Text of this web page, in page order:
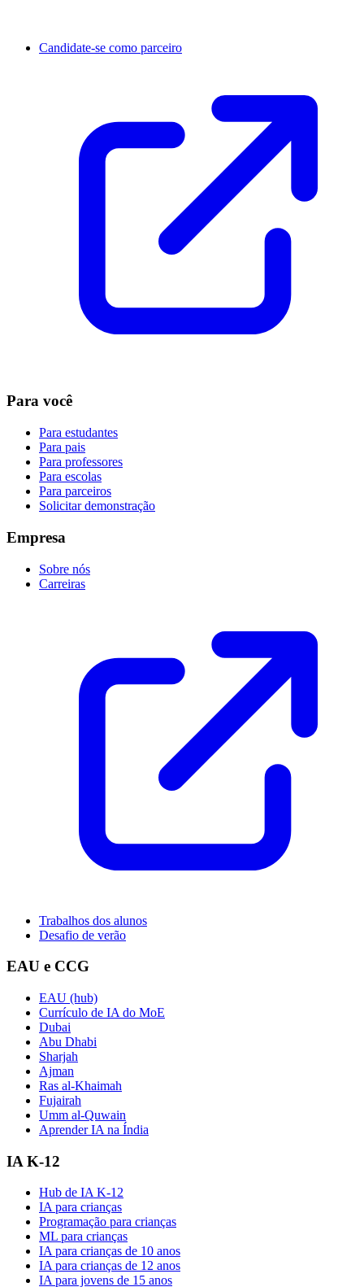
Candidate-se como parceiro
Para você
Para estudantes
Para pais
Para professores
Para escolas
Para parceiros
Solicitar demonstração
Empresa
Sobre nós
Carreiras
Trabalhos dos alunos
Desafio de verão
EAU e CCG
EAU (hub)
Currículo de IA do MoE
Dubai
Abu Dhabi
Sharjah
Ajman
Ras al-Khaimah
Fujairah
Umm al-Quwain
Aprender IA na Índia
IA K-12
Hub de IA K-12
IA para crianças
Programação para crianças
ML para crianças
IA para crianças de 10 anos
IA para crianças de 12 anos
IA para jovens de 15 anos